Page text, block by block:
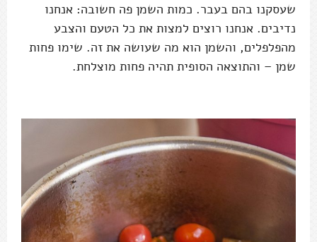
שעסקנו בהם בעבר. כמות השמן פה חשובה: אנחנו
נדיבים. אנחנו רוצים למצות את כל הטעם והצבע
מהפלפלים, והשמן הוא מה שעושה את זה. שימו פחות
שמן – והתוצאה הסופית תהיה פחות מוצלחת.